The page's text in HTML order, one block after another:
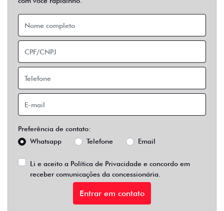
Preferência de contato:
Whatsapp
Telefone Email
Li e aceito a Política de Privacidade e concordo em
receber comunicações da concessionária.
Entrar em contato